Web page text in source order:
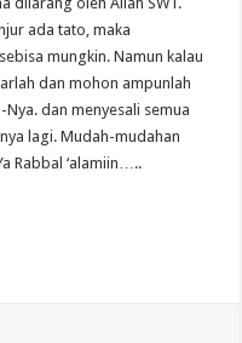
ada tato, maka
mungkin. Namun kalau
dan mohon ampunlah
dan menyesali semua
lagi. Mudah-mudahan
Rabbal ‘alamiin…..